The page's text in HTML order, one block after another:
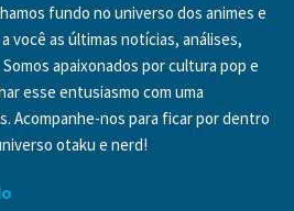
fundo no universo dos animes e
você as últimas notícias, análises,
apaixonados por cultura pop e
esse entusiasmo com uma
Acompanhe-nos para ficar por dentro
otaku e nerd!